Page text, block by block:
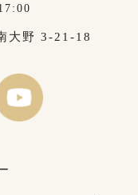
大野 3-21-18